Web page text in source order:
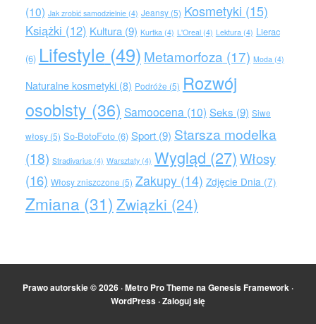
(10) Jak zrobić samodzielnie(4) Jeansy(5) Kosmetyki (15)
Książki (12) Kultura(9) Kurtka (4) L'Oreal(4) Lektura (4) Lierac
(6) Lifestyle (49) Metamorfoza (17) Moda (4)
Naturalne kosmetyki(8) Podróże (5) Rozwój
osobisty (36) Samoocena (10) Seks (9) Siwe
włosy(5) So-BotoFoto(6) Sport(9) Starsza modelka
(18) Stradivarius(4) Warsztaty(4) Wygląd (27)Włosy
(16) Włosy zniszczone (5) Zakupy(14) Zdjęcie Dnia (7)
Zmiana (31) Związki (24)
Prawo autorskie © 2026 ·Metro Pro ThemenaGenesis Framework ·
WordPress ·Zaloguj się